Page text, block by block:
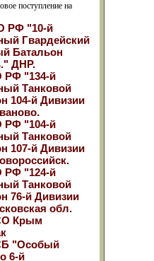
поступление на
РФ "10-й
Гвардейский
Батальон
ДНР.
РФ "134-й
Танковой
104-й Дивизии
РФ "104-й
Танковой
107-й Дивизии
РФ "124-й
Танковой
76-й Дивизии
обл.
Крым
"Особый
6-й